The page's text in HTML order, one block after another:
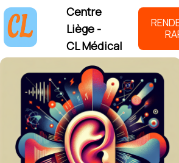
Centre
Liège -
CL Médical